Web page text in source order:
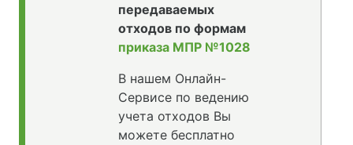
передаваемых
отходов по формам
приказа МПР №1028
В нашем Онлайн-
Сервисе по ведению
учета отходов Вы
можете бесплатно